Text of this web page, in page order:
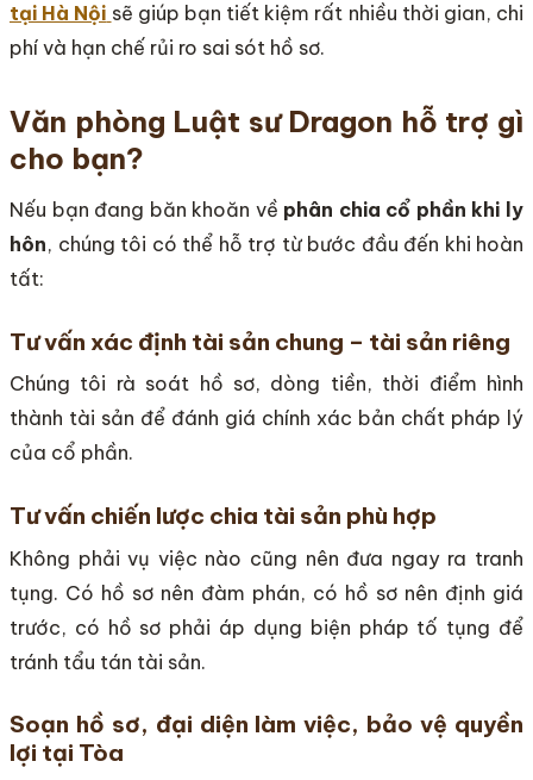
tại Hà Nội sẽ giúp bạn tiết kiệm rất nhiều thời gian, chi
phí và hạn chế rủi ro sai sót hồ sơ.
Văn phòng Luật sư Dragon hỗ trợ gì
cho bạn?
Nếu bạn đang băn khoăn về phân chia cổ phần khi ly
hôn, chúng tôi có thể hỗ trợ từ bước đầu đến khi hoàn
tất:
Tư vấn xác định tài sản chung – tài sản riêng
Chúng tôi rà soát hồ sơ, dòng tiền, thời điểm hình
thành tài sản để đánh giá chính xác bản chất pháp lý
của cổ phần.
Tư vấn chiến lược chia tài sản phù hợp
Không phải vụ việc nào cũng nên đưa ngay ra tranh
tụng. Có hồ sơ nên đàm phán, có hồ sơ nên định giá
trước, có hồ sơ phải áp dụng biện pháp tố tụng để
tránh tẩu tán tài sản.
Soạn hồ sơ, đại diện làm việc, bảo vệ quyền
lợi tại Tòa